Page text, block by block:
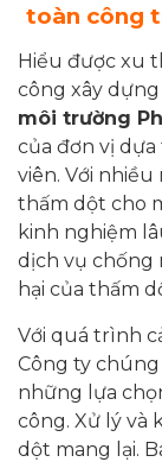
toàn công
Hiểu được xu
công xây
môi trường
của đơn vị
viên. Với
thấm dột cho
kinh nghiệm
dịch vụ chống
hại của thấm
Với quá trình
Công ty
những lựa
công. Xử lý và
dột mang lại.